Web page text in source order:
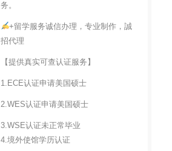
务。
+留学服务诚信办理，专业制作，誠
招代理
【提供真实可查认证服务】
1.ECE认证申请美国硕士
2.WES认证申请美国硕士
3.WSE认证未正常毕业
4.境外使馆学历认证